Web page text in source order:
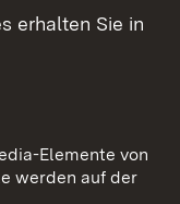
erhalten Sie in
Elemente von
werden auf der